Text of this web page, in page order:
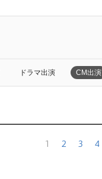
ドラマ出演 CM出演
1 2 3 4